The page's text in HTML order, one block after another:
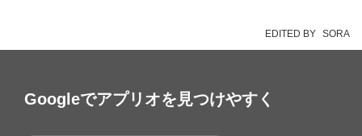
EDITED BY SORA
Googleでアプリオを見つけやすく